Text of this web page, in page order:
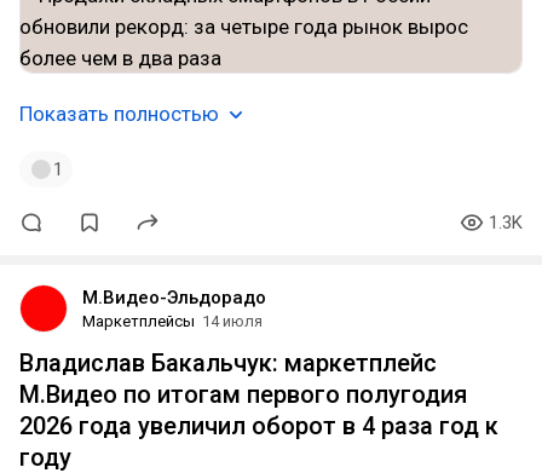
Показать полностью
1
1.3K
М.Видео-Эльдорадо
Маркетплейсы 14 июля
Владислав Бакальчук: маркетплейс
М.Видео по итогам первого полугодия
2026 года увеличил оборот в 4 раза год к
году